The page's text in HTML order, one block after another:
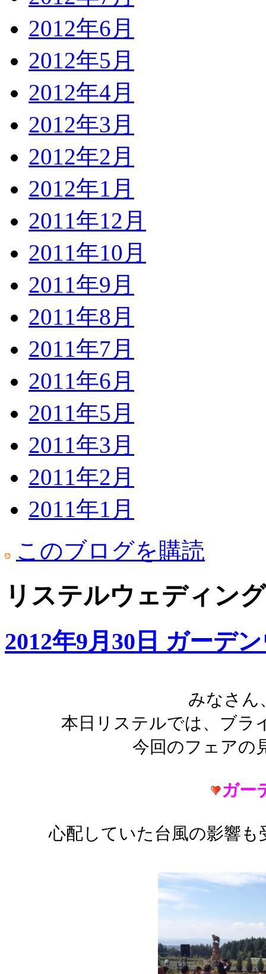
2012年6月
2012年5月
2012年4月
2012年3月
2012年2月
2012年1月
2011年12月
2011年10月
2011年9月
2011年8月
2011年7月
2011年6月
2011年5月
2011年3月
2011年2月
2011年1月
このブログを購読
リステルウェディン
2012年9月30日 ガーデ
みなさん
本日リステルでは、ブラ
今回のフェアの
ガー
心配していた台風の影響